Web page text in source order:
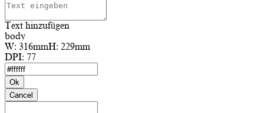
Text hinzufügen
body
W: 316mmH: 229mm
DPI: 77
Ok
Cancel